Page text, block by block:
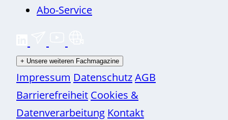
Abo-Service
+ Unsere weiteren Fachmagazine
Impressum DatenschutzAGB
Barrierefreiheit Cookies &
Datenverarbeitung Kontakt